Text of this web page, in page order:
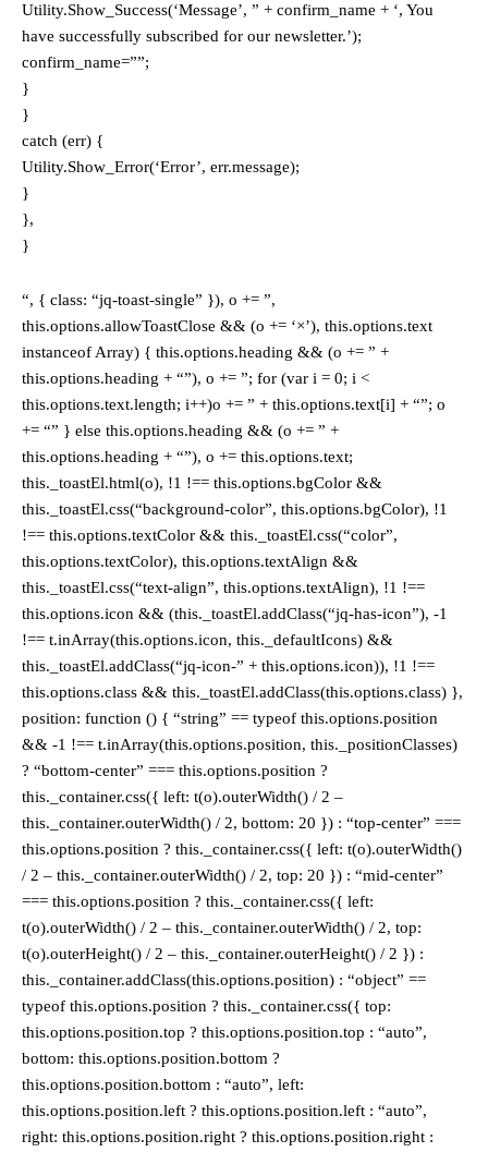
Utility.Show_Success(‘Message’, ” + confirm_name + ‘, You
have successfully subscribed for our newsletter.’);
confirm_name=””;
}
}
catch (err) {
Utility.Show_Error(‘Error’, err.message);
}
},
}
“, { class: “jq-toast-single” }), o += ”,
this.options.allowToastClose && (o += ‘×’), this.options.text
instanceof Array) { this.options.heading && (o += ” +
this.options.heading + “”), o += ”; for (var i = 0; i <
this.options.text.length; i++)o += ” + this.options.text[i] + “”; o
+= “” } else this.options.heading && (o += ” +
this.options.heading + “”), o += this.options.text;
this._toastEl.html(o), !1 !== this.options.bgColor &&
this._toastEl.css(“background-color”, this.options.bgColor), !1
!== this.options.textColor && this._toastEl.css(“color”,
this.options.textColor), this.options.textAlign &&
this._toastEl.css(“text-align”, this.options.textAlign), !1 !==
this.options.icon && (this._toastEl.addClass(“jq-has-icon”), -1
!== t.inArray(this.options.icon, this._defaultIcons) &&
this._toastEl.addClass(“jq-icon-” + this.options.icon)), !1 !==
this.options.class && this._toastEl.addClass(this.options.class) },
position: function () { “string” == typeof this.options.position
&& -1 !== t.inArray(this.options.position, this._positionClasses)
? “bottom-center” === this.options.position ?
this._container.css({ left: t(o).outerWidth() / 2 –
this._container.outerWidth() / 2, bottom: 20 }) : “top-center” ===
this.options.position ? this._container.css({ left: t(o).outerWidth()
/ 2 – this._container.outerWidth() / 2, top: 20 }) : “mid-center”
=== this.options.position ? this._container.css({ left:
t(o).outerWidth() / 2 – this._container.outerWidth() / 2, top:
t(o).outerHeight() / 2 – this._container.outerHeight() / 2 }) :
this._container.addClass(this.options.position) : “object” ==
typeof this.options.position ? this._container.css({ top:
this.options.position.top ? this.options.position.top : “auto”,
bottom: this.options.position.bottom ?
this.options.position.bottom : “auto”, left:
this.options.position.left ? this.options.position.left : “auto”,
right: this.options.position.right ? this.options.position.right :